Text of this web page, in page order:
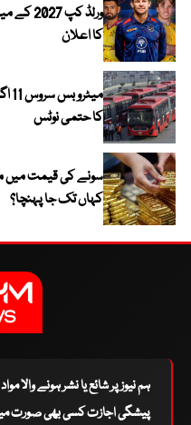
ورلڈ
کا اعلان
کا حتمی نوٹس
سونے کی قیمت میں
کہاں تک جا پہنچا؟
ہم نیوز پر شائع یا نشر ہونے والا
پیشگی اجازت کسی بھی صورت میں